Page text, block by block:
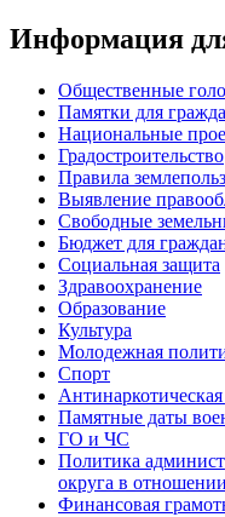
Информация
Общественные
Памятки для
Национальные
Градостроительство
Правила
Выявление
Свободные
Бюджет для
Социальная защита
Здравоохранение
Образование
Культура
Молодежная
Спорт
Антинаркотическая
Памятные даты
ГО и ЧС
Политика
округа в
Финансовая